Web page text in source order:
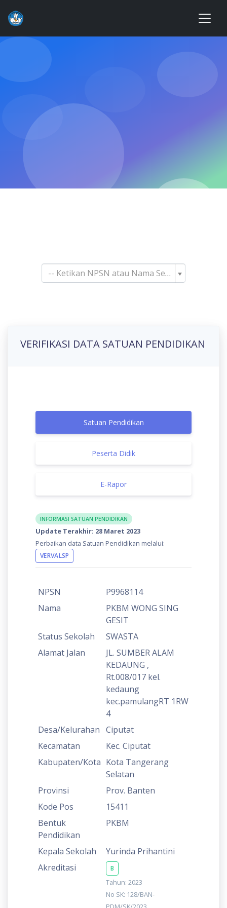
-- Ketikan NPSN atau Nama Sekolah--
VERIFIKASI DATA SATUAN PENDIDIKAN
Satuan Pendidikan
Peserta Didik
E-Rapor
INFORMASI SATUAN PENDIDIKAN
Update Terakhir: 28 Maret 2023
Perbaikan data Satuan Pendidikan melalui:
VERVALSP
NPSN
P9968114
Nama
PKBM WONG SING
GESIT
Status Sekolah
SWASTA
Alamat Jalan
JL. SUMBER ALAM
KEDAUNG ,
Rt.008/017 kel.
kedaung
kec.pamulangRT 1RW
4
Desa/Kelurahan Ciputat
Kecamatan
Kec. Ciputat
Kabupaten/Kota Kota Tangerang
Selatan
Provinsi
Prov. Banten
Kode Pos
15411
Bentuk
Pendidikan
PKBM
Kepala Sekolah
Yurinda Prihantini
Akreditasi
B
Tahun: 2023
No SK: 128/BAN-